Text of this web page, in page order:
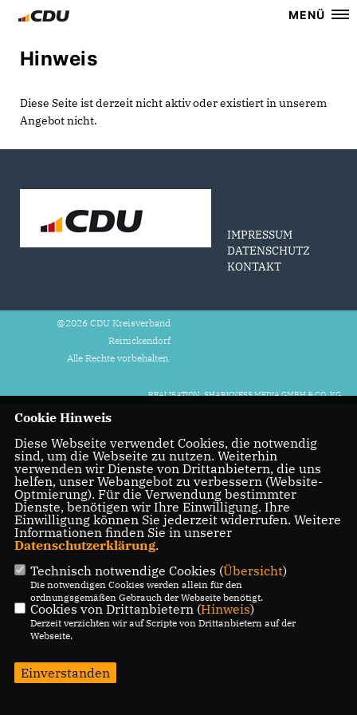
MENÜ
Hinweis
Diese Seite ist derzeit nicht aktiv oder existiert in unserem
Angebot nicht.
IMPRESSUM
DATENSCHUTZ
KONTAKT
@2026 CDU Kreisverband
Reinickendorf
Alle Rechte vorbehalten.
REALISATION: SHARKNESS MEDIA GMBH & CO. KG
Cookie Hinweis
Diese Webseite verwendet Cookies, die notwendig
sind, um die Webseite zu nutzen. Weiterhin
verwenden wir Dienste von Drittanbietern, die uns
helfen, unser Webangebot zu verbessern (Website-
Optmierung). Für die Verwendung bestimmter
Dienste, benötigen wir Ihre Einwilligung. Ihre
Einwilligung können Sie jederzeit widerrufen. Weitere
Informationen finden Sie in unserer
Datenschutzerklärung.
Technisch notwendige Cookies (Übersicht)
Die notwendigen Cookies werden allein für den
ordnungsgemäßen Gebrauch der Webseite benötigt.
Cookies von Drittanbietern (Hinweis)
Derzeit verzichten wir auf Scripte von Drittanbietern auf der
Webseite.
Einverstanden